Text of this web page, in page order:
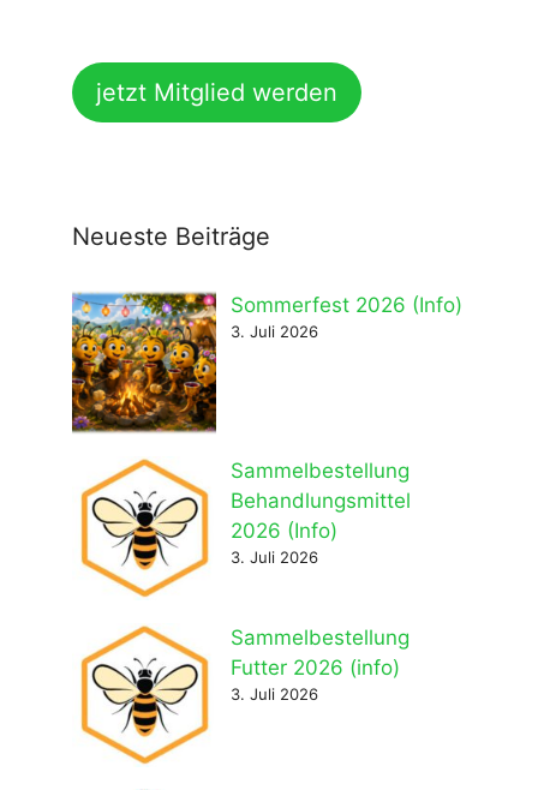
jetzt Mitglied werden
Neueste Beiträge
Sommerfest 2026 (Info)
3. Juli 2026
Sammelbestellung
Behandlungsmittel
2026 (Info)
3. Juli 2026
Sammelbestellung
Futter 2026 (info)
3. Juli 2026